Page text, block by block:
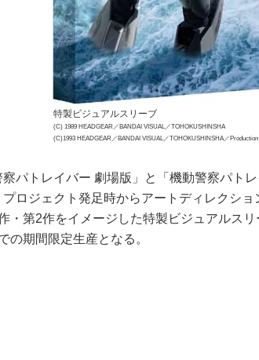
特製ビジュアルスリーブ
(C) 1989 HEADGEAR／BANDAI VISUAL／TOHOKUSHINSHA
(C)1993 HEADGEAR／BANDAI VISUAL／TOHOKUSHINSHA／Production
察パトレイバー 劇場版」と「機動警察パト
プロジェクト発足時からアートディレクショ
・第2作をイメージした特製ビジュアルス
の期間限定生産となる。